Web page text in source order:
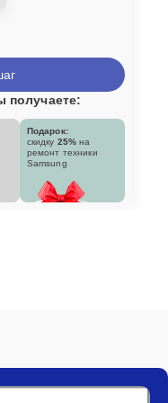
получаете:
Подарок:
скидку 25% на
ремонт техники
Samsung